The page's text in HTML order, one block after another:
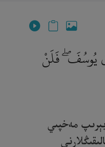
يُوسُفَ ۖ فَلَنْ
مەخپىي